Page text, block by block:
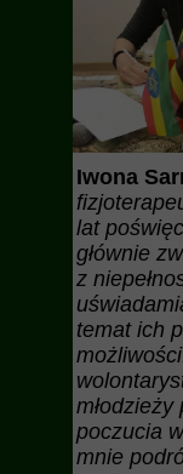
Iwona
lat
głównie
z
temat ich
poczucia
mnie